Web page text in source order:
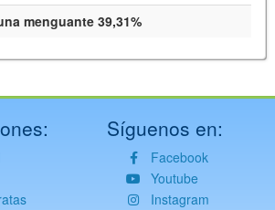
menguante 39,31%
Síguenos en:
Facebook
Youtube
Instagram